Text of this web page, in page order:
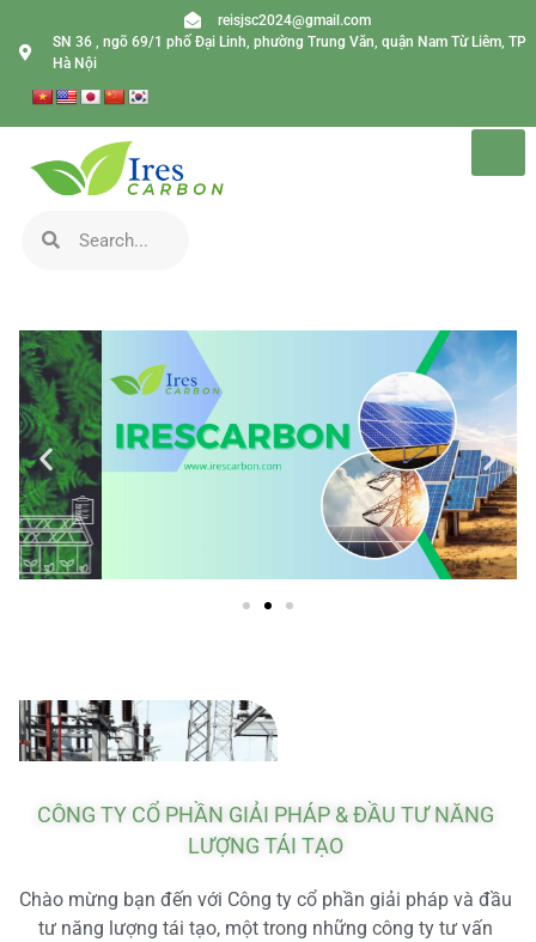
reisjsc2024@gmail.com
SN 36 , ngõ 69/1 phố Đại Linh, phường Trung Văn, quận Nam Từ Liêm, TP
Hà Nội
CÔNG TY CỔ PHẦN GIẢI PHÁP & ĐẦU TƯ NĂNG
LƯỢNG TÁI TẠO
Chào mừng bạn đến với Công ty cổ phần giải pháp và đầu
tư năng lượng tái tạo, một trong những công ty tư vấn